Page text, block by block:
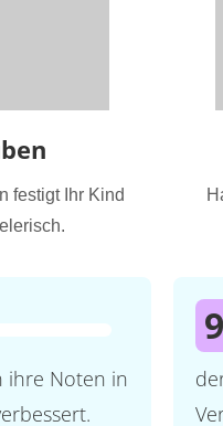
festigt Ihr Kind
ihre Noten in